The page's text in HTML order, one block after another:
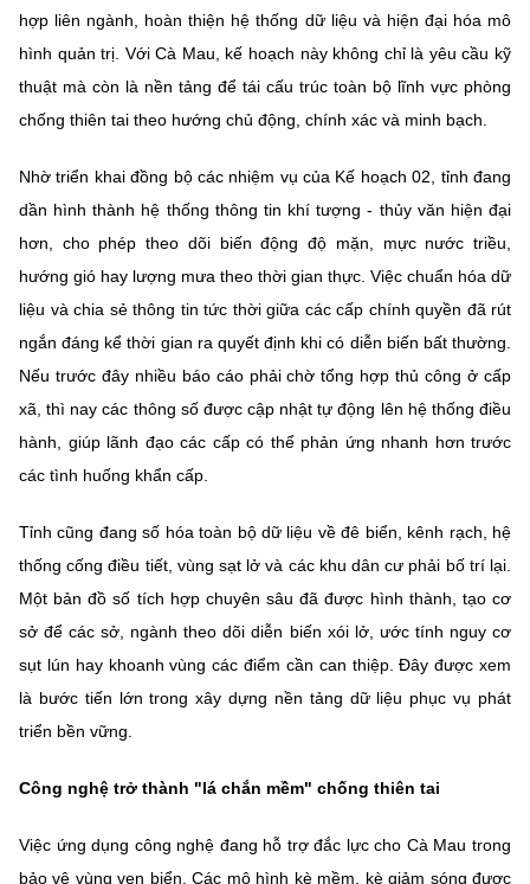
hợp liên ngành, hoàn thiện hệ thống dữ liệu và hiện đại hóa mô
hình quản trị. Với Cà Mau, kế hoạch này không chỉ là yêu cầu kỹ
thuật mà còn là nền tảng để tái cấu trúc toàn bộ lĩnh vực phòng
chống thiên tai theo hướng chủ động, chính xác và minh bạch.
Nhờ triển khai đồng bộ các nhiệm vụ của Kế hoạch 02, tỉnh đang
dần hình thành hệ thống thông tin khí tượng - thủy văn hiện đại
hơn, cho phép theo dõi biến động độ mặn, mực nước triều,
hướng gió hay lượng mưa theo thời gian thực. Việc chuẩn hóa dữ
liệu và chia sẻ thông tin tức thời giữa các cấp chính quyền đã rút
ngắn đáng kể thời gian ra quyết định khi có diễn biến bất thường.
Nếu trước đây nhiều báo cáo phải chờ tổng hợp thủ công ở cấp
xã, thì nay các thông số được cập nhật tự động lên hệ thống điều
hành, giúp lãnh đạo các cấp có thể phản ứng nhanh hơn trước
các tình huống khẩn cấp.
Tỉnh cũng đang số hóa toàn bộ dữ liệu về đê biển, kênh rạch, hệ
thống cống điều tiết, vùng sạt lở và các khu dân cư phải bố trí lại.
Một bản đồ số tích hợp chuyên sâu đã được hình thành, tạo cơ
sở để các sở, ngành theo dõi diễn biến xói lở, ước tính nguy cơ
sụt lún hay khoanh vùng các điểm cần can thiệp. Đây được xem
là bước tiến lớn trong xây dựng nền tảng dữ liệu phục vụ phát
triển bền vững.
Công nghệ trở thành "lá chắn mềm" chống thiên tai
Việc ứng dụng công nghệ đang hỗ trợ đắc lực cho Cà Mau trong
bảo vệ vùng ven biển. Các mô hình kè mềm, kè giảm sóng được